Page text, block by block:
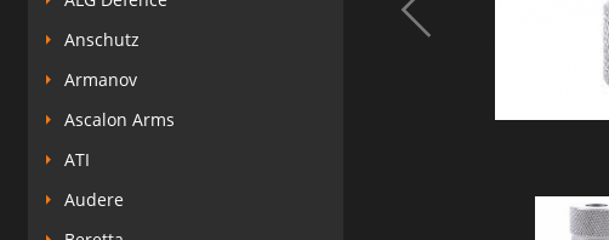
Anschutz
Armanov
Ascalon Arms
ATI
Audere